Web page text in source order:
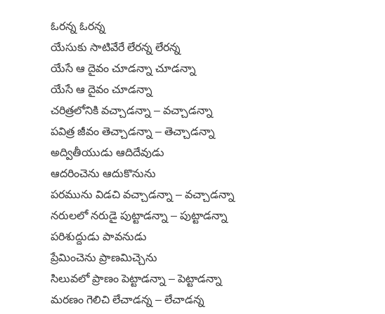
ఓరన్న ఓరన్న
యేసుకు సాటివేరే లేరన్న లేరన్న
యేసే ఆ దైవం చూడన్నా చూడన్నా
యేసే ఆ దైవం చూడన్నా
చరిత్రలోనికి వచ్చాడన్నా – వచ్చాడన్నా
పవిత్ర జీవం తెచ్చాడన్నా – తెచ్చాడన్నా
అద్వితీయుడు ఆదిదేవుడు
ఆదరించెను ఆదుకొనును
పరమును విడచి వచ్చాడన్నా – వచ్చాడన్నా
నరులలో నరుడై పుట్టాడన్నా – పుట్టాడన్నా
పరిశుద్దుడు పావనుడు
ప్రేమించెను ప్రాణమిచ్చెను
సిలువలో ప్రాణం పెట్టాడన్నా – పెట్టాడన్నా
మరణం గెలిచి లేచాడన్న – లేచాడన్న